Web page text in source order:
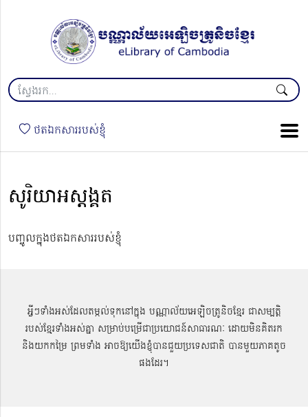
ថតឯកសាររបស់ខ្ញុំ
សូរិយាអស្ដង្គត
បញ្ចូលក្នុងថតឯកសាររបស់ខ្ញុំ
អ្វីៗទាំងអស់ដែលតម្កល់ទុកនៅក្នុង បណ្ណាល័យអេឡិចត្រូនិចខ្មែរ ជាសម្បតិ្ត
របស់ខ្មែរទាំងអស់គ្នា សម្រាប់បម្រើជាប្រយោជន៍សាធារណៈ ដោយមិនគិតរក
និងយកកម្រៃ ព្រមទាំង អាចឱ្យយើងខ្ញុំបានជួយប្រទេសជាតិ បានមួយភាគតូច
ផងដែរ។